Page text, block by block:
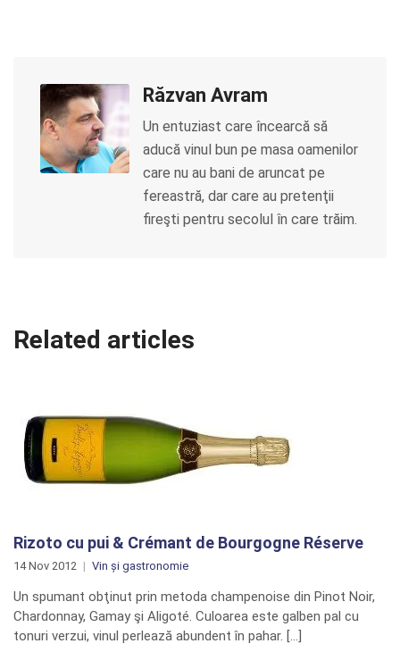
Răzvan Avram
Un entuziast care încearcă să
aducă vinul bun pe masa oamenilor
care nu au bani de aruncat pe
fereastră, dar care au pretenţii
fireşti pentru secolul în care trăim.
Related articles
Rizoto cu pui & Crémant de Bourgogne Réserve
14 Nov 2012 Vin și gastronomie
Un spumant obţinut prin metoda champenoise din Pinot Noir,
Chardonnay, Gamay şi Aligoté. Culoarea este galben pal cu
tonuri verzui, vinul perlează abundent în pahar. […]